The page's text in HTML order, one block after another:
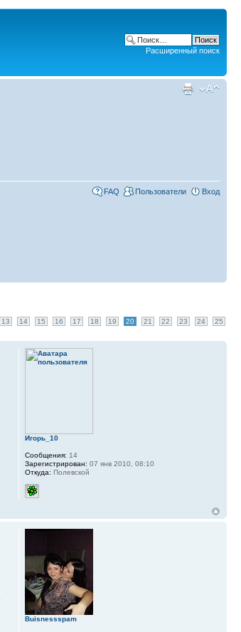
Расширенный поиск
FAQ Пользователи Вход
13 14 15 16 17 18 19 20 21 22 23 24 25
Игорь_10
Сообщения: 14
Зарегистрирован: 07 янв 2010, 08:10
Откуда: Полевской
Buisnessspam